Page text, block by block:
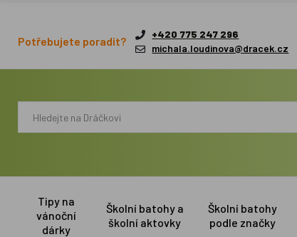
Potřebujete poradit?
+420 775 247 296
michala.loudinova@dracek.cz
Tipy na
vánoční
dárky
Školní batohy a
školní aktovky
Školní batohy
podle značky